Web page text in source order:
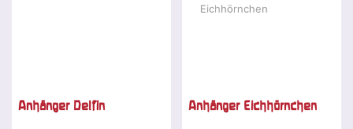
Anhänger Delfin Anhänger Eichhörnchen